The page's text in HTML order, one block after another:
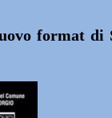
format di